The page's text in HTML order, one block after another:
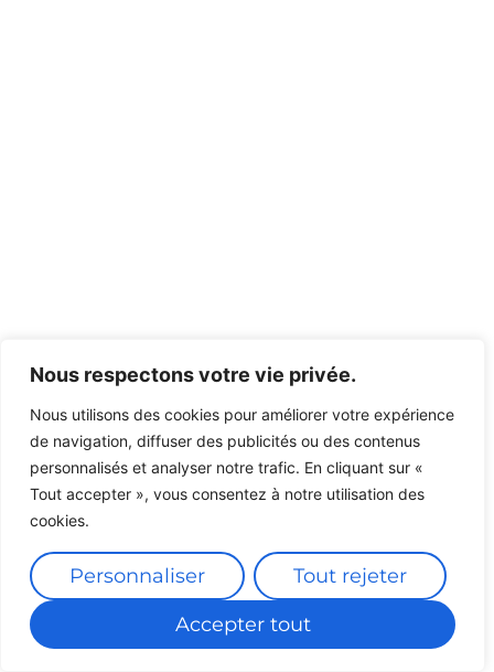
Nous respectons votre vie privée.
Nous utilisons des cookies pour améliorer votre expérience
de navigation, diffuser des publicités ou des contenus
personnalisés et analyser notre trafic. En cliquant sur «
Tout accepter », vous consentez à notre utilisation des
cookies.
Personnaliser
Tout rejeter
Accepter tout